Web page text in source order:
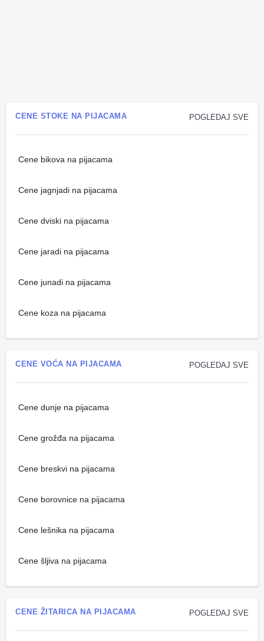
POGLEDAJ SVE
CENE STOKE NA PIJACAMA
Cene bikova na pijacama
Cene jagnjadi na pijacama
Cene dviski na pijacama
Cene jaradi na pijacama
Cene junadi na pijacama
Cene koza na pijacama
POGLEDAJ SVE
CENE VOĆA NA PIJACAMA
Cene dunje na pijacama
Cene grožđa na pijacama
Cene breskvi na pijacama
Cene borovnice na pijacama
Cene lešnika na pijacama
Cene šljiva na pijacama
POGLEDAJ SVE
CENE ŽITARICA NA PIJACAMA